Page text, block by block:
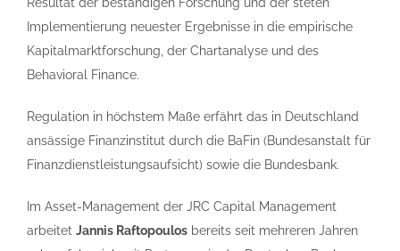
Implementierung neuester Ergebnisse in die empirische
Kapitalmarktforschung, der Chartanalyse und des
Behavioral Finance.
Regulation in höchstem Maße erfährt das in Deutschland
ansässige Finanzinstitut durch die BaFin (Bundesanstalt für
Finanzdienstleistungsaufsicht) sowie die Bundesbank.
Im Asset-Management der JRC Capital Management
arbeitet Jannis Raftopoulos bereits seit mehreren Jahren